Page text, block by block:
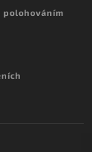
polohováním